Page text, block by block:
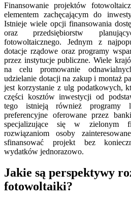
Finansowanie projektów
elementem zachęcającym do
Istnieje wiele opcji finansowania
oraz przedsiębiorstw
fotowoltaicznego. Jednym z
dotacje rządowe oraz programy
przez instytucje publiczne. Wiele
na celu promowanie
udzielanie dotacji na zakup i montaż
jest korzystanie z ulg podatkowych,
części kosztów inwestycji od
tego istnieją również programy
preferencyjne oferowane przez
specjalizujące się w zielonym
rozwiązaniom osoby
sfinansować projekt bez
wydatków jednorazowo.
Jakie są perspektywy
fotowoltaiki?